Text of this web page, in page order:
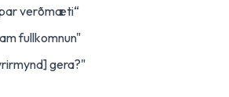
verðmæti“
fullkomnun"
gera?"